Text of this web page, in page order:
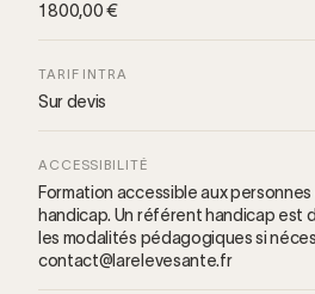
1 800,00 €
TARIF INTRA
Sur devis
ACCESSIBILITÉ
Formation accessible aux
handicap. Un référent handicap est
les modalités pédagogiques si
contact@larelevesante.fr